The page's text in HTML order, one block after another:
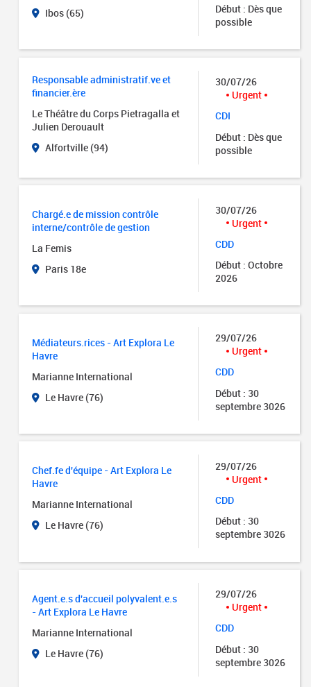
Ibos (65)
Début : Dès que
possible
Responsable administratif.ve et
financier.ère
Le Théâtre du Corps Pietragalla et
Julien Derouault
Alfortville (94)
30/07/26
Urgent
CDI
Début : Dès que
possible
Chargé.e de mission contrôle
interne/contrôle de gestion
La Femis
Paris 18e
30/07/26
Urgent
CDD
Début : Octobre
2026
Médiateurs.rices - Art Explora Le
Havre
Marianne International
Le Havre (76)
29/07/26
Urgent
CDD
Début : 30
septembre 3026
Chef.fe d'équipe - Art Explora Le
Havre
Marianne International
Le Havre (76)
29/07/26
Urgent
CDD
Début : 30
septembre 3026
Agent.e.s d'accueil polyvalent.e.s
- Art Explora Le Havre
Marianne International
Le Havre (76)
29/07/26
Urgent
CDD
Début : 30
septembre 3026